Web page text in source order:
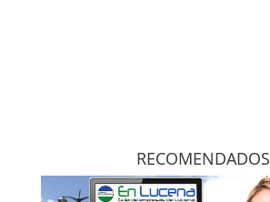
RECOMENDADOS